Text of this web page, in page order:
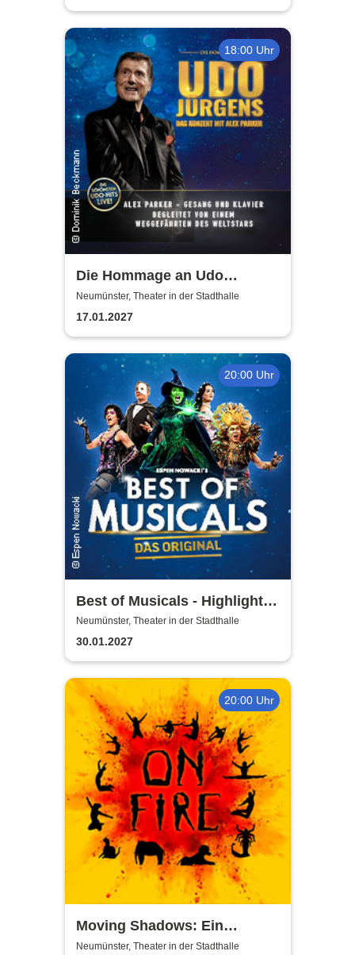
18:00 Uhr
Die Hommage an Udo
Jürgens - Das Konzert mit
Alex Parker
Neumünster, Theater in der Stadthalle
17.01.2027
20:00 Uhr
Best of Musicals - Highlights
aus über 20 Musicals
Neumünster, Theater in der Stadthalle
30.01.2027
20:00 Uhr
Moving Shadows: Ein
Schattentheater, das alles in
Neumünster, Theater in der Stadthalle